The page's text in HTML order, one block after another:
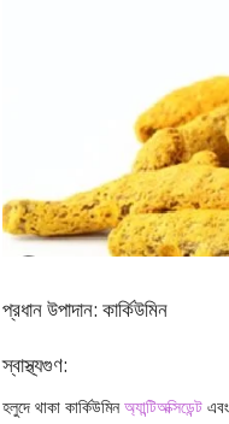
প্রধান উপাদান: কার্কিউমিন
স্বাস্থ্যগুণ:
হলুদে থাকা কার্কিউমিনঅ্যান্টিঅক্সিডেন্টএবং